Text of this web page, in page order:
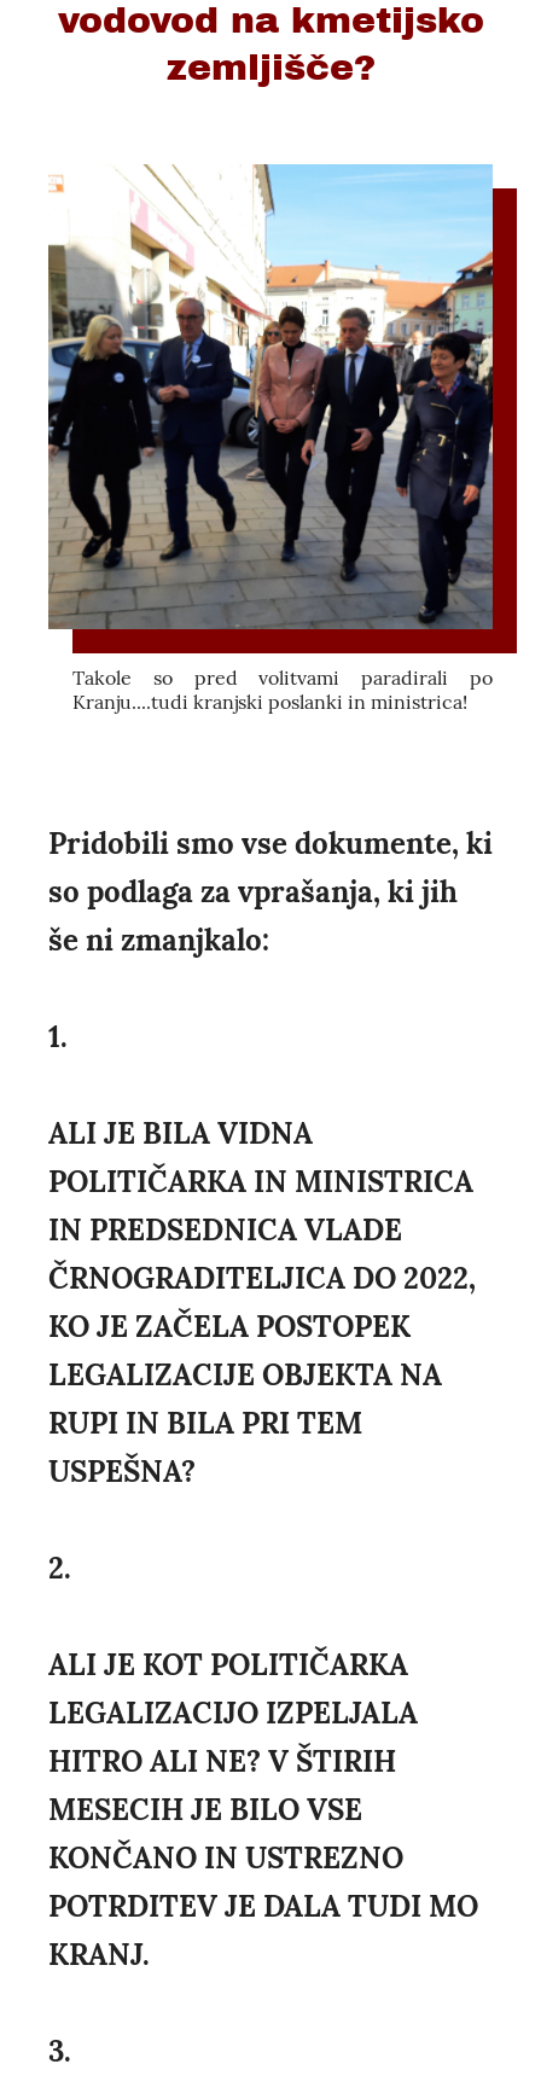
vodovod na kmetijsko
zemljišče?
Takole so pred volitvami paradirali po
Kranju....tudi kranjski poslanki in ministrica!
Pridobili smo vse dokumente, ki
so podlaga za vprašanja, ki jih
še ni zmanjkalo:
1.
ALI JE BILA VIDNA
POLITIČARKA IN MINISTRICA
IN PREDSEDNICA VLADE
ČRNOGRADITELJICA DO 2022,
KO JE ZAČELA POSTOPEK
LEGALIZACIJE OBJEKTA NA
RUPI IN BILA PRI TEM
USPEŠNA?
2.
ALI JE KOT POLITIČARKA
LEGALIZACIJO IZPELJALA
HITRO ALI NE? V ŠTIRIH
MESECIH JE BILO VSE
KONČANO IN USTREZNO
POTRDITEV JE DALA TUDI MO
KRANJ.
3.